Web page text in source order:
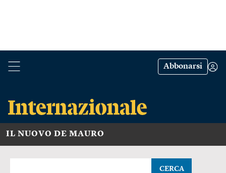
Abbonarsi
IL NUOVO DE MAURO
CERCA